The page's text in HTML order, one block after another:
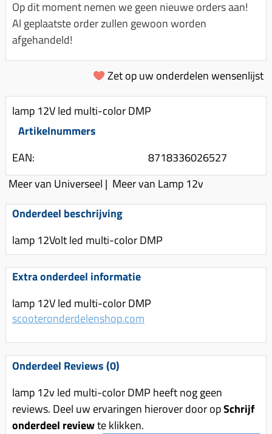
Spanningsregelaar
Toerenbegrenzer
Remlichtschakelaar
Led verlichting
Luchtfilter (delen)
Luchtfilter deksel
Motor blokken
Membraan (delen)
Pakking (sets)
Powerfilter
Schakel (delen)
Sproeiers
Uitlaten compleet
Uitlaat (delen)
Uitlaat bocht
Radiateur (delen)
Waterpomp (delen)
V-snaren
Pulley
Variateur (delen)
Km teller kabel
Kickstart deksel
Kickstartpedaal
Schokbrekers
Spiegels
Stuurschakelaar
Stuur (delen)
Rem (delen)
Remgrepen en remhendels
Remsegmenten
Remklauw (delen)
Remschijven
Voorvork
Wiel (delen)
Zadel
Kinderzitje (scooter)
Olie-onderhoudsmiddelen
Scooterhoezen
Scooter Kleding
Stickers
Regenkleding
Rugsteun
Voordragers
Windschermen
Accessoires overig
Gereedschap
Speednut
Op dit moment nemen we geen nieuwe orders aan!
Al geplaatste order zullen gewoon worden
afgehandeld!
Zet op uw onderdelen wensenlijst
lamp 12V led multi-color DMP
Artikelnummers
EAN:
8718336026527
Meer van Universeel | Meer van Lamp 12v
Onderdeel beschrijving
lamp 12Volt led multi-color DMP
Extra onderdeel informatie
lamp 12V led multi-color DMP
scooteronderdelenshop.com
Onderdeel Reviews (0)
lamp 12v led multi-color DMP heeft nog geen
reviews. Deel uw ervaringen hierover door opSchrijf
onderdeel reviewte klikken.